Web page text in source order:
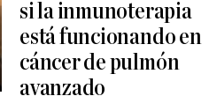
si la inmunoterapia
está funcionando en
cáncer de pulmón
avanzado